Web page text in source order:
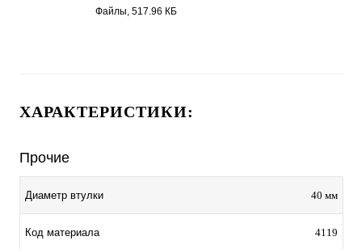
Файлы, 517.96 КБ
ХАРАКТЕРИСТИКИ:
Прочие
Диаметр втулки 40 мм
Код материала 4119